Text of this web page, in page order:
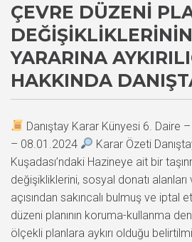
ÇEVRE DÜZENI
YARARINA
HAKKINDA
Danıştay Karar Künyesi 6. Daire
– 08.01.2024
Karar Özeti
Kuşadası’ndaki Hazineye ait bir
değişikliklerini, sosyal donatı
açısından sakıncalı bulmuş ve iptal
düzeni planının koruma-kullanma
ölçekli planlara aykırı olduğu